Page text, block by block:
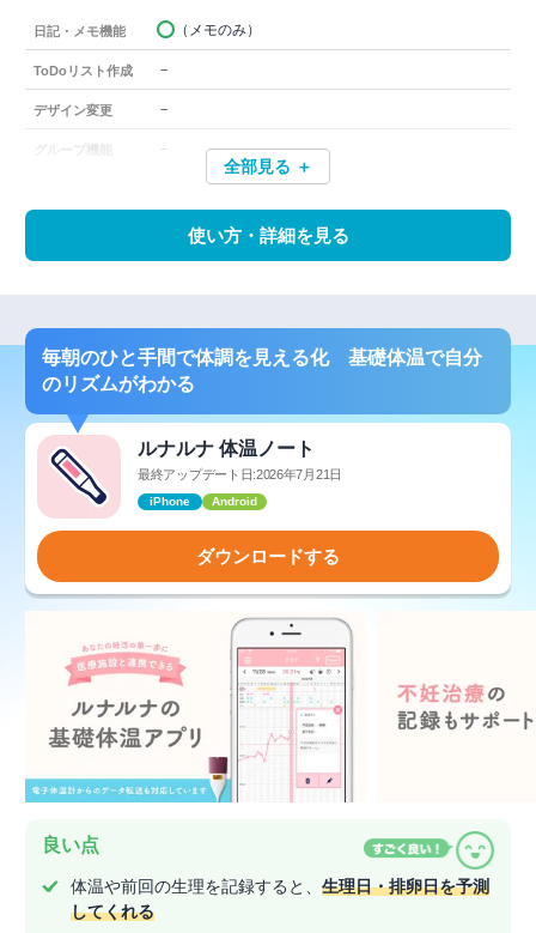
日記・メモ機能 （メモのみ）
ToDoリスト作成 －
デザイン変更 －
－
全部見る ＋
使い方・詳細を見る
毎朝のひと手間で体調を見える化 基礎体温で自分
のリズムがわかる
ルナルナ 体温ノート
最終アップデート日:2026年7月21日
iPhone Android
ダウンロードする
良い点
体温や前回の生理を記録すると、 生理日・排卵日を予測
してくれる